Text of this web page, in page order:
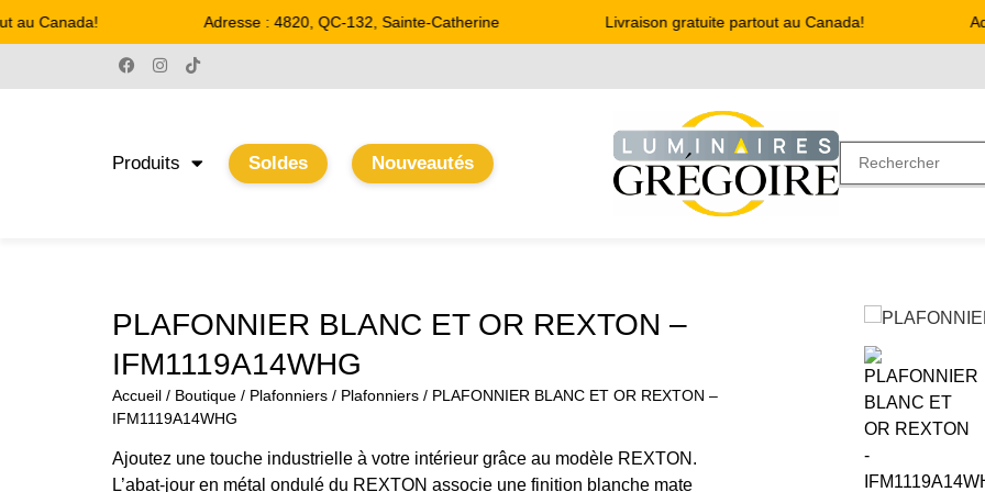
Canada! Adresse : 4820, QC-132, Sainte-Catherine Livraison gratuite partout au Canada!
Produits Soldes Nouveautés
PLAFONNIER BLANC ET OR REXTON –
IFM1119A14WHG
Accueil / Boutique / Plafonniers / Plafonniers / PLAFONNIER BLANC ET OR REXTON –
IFM1119A14WHG
Ajoutez une touche industrielle à votre intérieur grâce au modèle REXTON.
L’abat-jour en métal ondulé du REXTON associe une finition blanche mate